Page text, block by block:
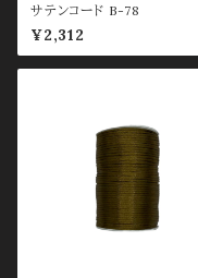
サテンコード B-78
¥2,312